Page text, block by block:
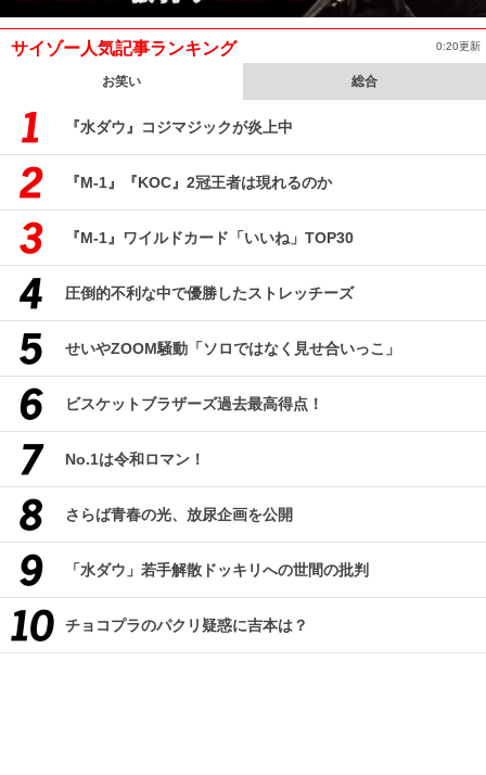
サイゾー人気記事ランキング 0:20更新
お笑い 総合
『水ダウ』コジマジックが炎上中
『M-1』『KOC』2冠王者は現れるのか
『M-1』ワイルドカード「いいね」TOP30
圧倒的不利な中で優勝したストレッチーズ
せいやZOOM騒動「ソロではなく見せ合いっこ」
ビスケットブラザーズ過去最高得点！
No.1は令和ロマン！
さらば青春の光、放尿企画を公開
「水ダウ」若手解散ドッキリへの世間の批判
チョコプラのパクリ疑惑に吉本は？